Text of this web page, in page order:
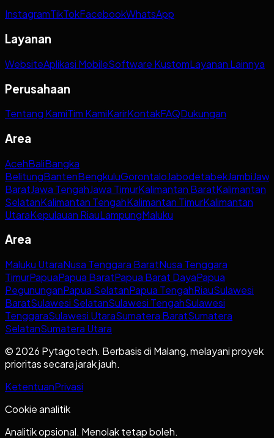
InstagramTikTokFacebookWhatsApp
Layanan
WebsiteAplikasi MobileSoftware KustomLayanan Lainnya
Perusahaan
Tentang KamiTim KamiKarirKontakFAQDukungan
Area
AcehBaliBangka
BelitungBantenBengkuluGorontaloJabodetabekJambi
BaratJawa TengahJawa TimurKalimantan BaratKalimantan
SelatanKalimantan TengahKalimantan TimurKalimantan
UtaraKepulauan RiauLampungMaluku
Area
Maluku UtaraNusa Tenggara BaratNusa Tenggara
TimurPapuaPapua BaratPapua Barat DayaPapua
PegununganPapua SelatanPapua TengahRiauSulawesi
BaratSulawesi SelatanSulawesi TengahSulawesi
TenggaraSulawesi UtaraSumatera BaratSumatera
SelatanSumatera Utara
© 2026 Pytagotech. Berbasis di Malang, melayani proyek
prioritas secara jarak jauh.
KetentuanPrivasi
Cookie analitik
Analitik opsional. Menolak tetap boleh.